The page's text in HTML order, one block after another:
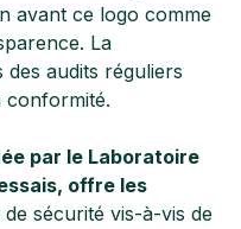
avant ce logo comme
La
audits réguliers
conformité.
par le Laboratoire
offre les
de sécurité vis-à-vis de